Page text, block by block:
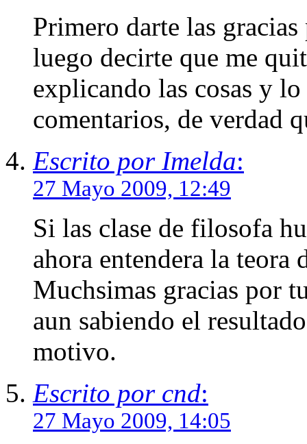
Primero darte las
luego decirte que me
explicando las cosas y
comentarios, de verdad
Escrito por Imelda:
27 Mayo 2009, 12:49
Si las clase de filosofa
ahora entendera la teora
Muchsimas gracias por
aun sabiendo el
motivo.
Escrito por cnd:
27 Mayo 2009, 14:05